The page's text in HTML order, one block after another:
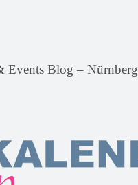
Events Blog – Nürnberg